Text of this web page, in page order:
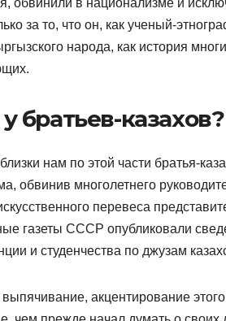
обвинили в национализме и
за то, что он, как ученый-
народа, как история
братьев-казахов?
нам по этой части братья-
обвинив многолетнего
перевеса
газеты СССР опубликовали
и студенчества по джузам
акцентирование